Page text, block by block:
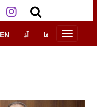
EN آذ فا